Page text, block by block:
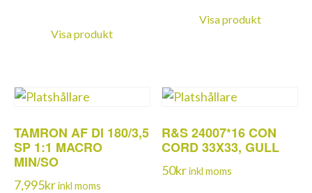
Visa produkt
Visa produkt
TAMRON AF DI 180/3,5
SP 1:1 MACRO
MIN/SO
7,995krinkl moms
R&S 24007*16 CON
CORD 33X33, GULL
50krinkl moms